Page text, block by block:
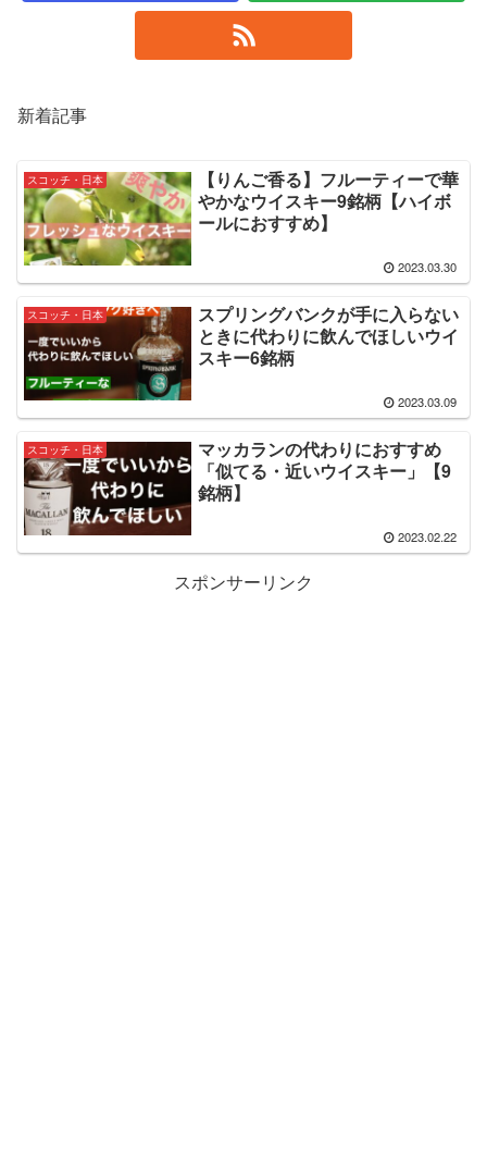
新着記事
スコッチ・日本
【りんご香る】フルーティーで華
やかなウイスキー9銘柄【ハイボ
ールにおすすめ】
2023.03.30
スコッチ・日本
スプリングバンクが手に入らない
ときに代わりに飲んでほしいウイ
スキー6銘柄
2023.03.09
スコッチ・日本
マッカランの代わりにおすすめ
「似てる・近いウイスキー」【9
銘柄】
2023.02.22
スポンサーリンク